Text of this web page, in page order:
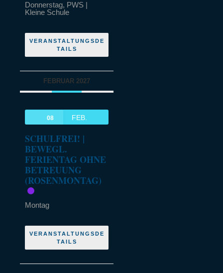
Donnerstag, PWS |
Kleine Schule
VERANSTALTUNGSDE
TAILS
FEBRUAR 2027
08 FEB.
SCHULFREI! |
BEWEGL.
FERIENTAG OHNE
BETREUUNG
(ROSENMONTAG)
Montag
VERANSTALTUNGSDE
TAILS